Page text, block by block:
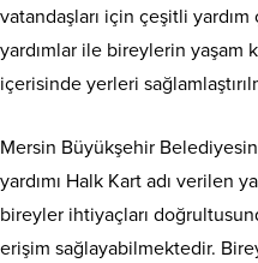
vatandaşları için çeşitli yardım
yardımlar ile bireylerin yaşam
içerisinde yerleri
Mersin Büyükşehir
yardımı Halk Kart adı verilen
bireyler ihtiyaçları
erişim sağlayabilmektedir.